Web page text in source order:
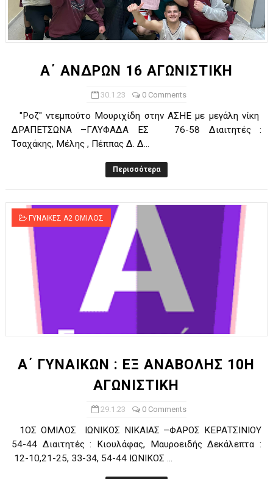
Α΄ ΑΝΔΡΩΝ 16 ΑΓΩΝΙΣΤΙΚΗ
30.1.23 0 Comments
"Ροζ" ντεμπούτο Μουριχίδη στην ΑΣΗΕ με μεγάλη νίκη
ΔΡΑΠΕΤΣΩΝΑ –ΓΛΥΦΑΔΑ ΕΣ 76-58 Διαιτητές :
Τσαχάκης, Μέλης , Πέππας Δ. Δ...
Περισσότερα
ΓΥΝΑΙΚΕΣ Α2 ΟΜΙΛΟΣ
Α΄ ΓΥΝΑΙΚΩΝ : ΕΞ ΑΝΑΒΟΛΗΣ 10Η
ΑΓΩΝΙΣΤΙΚΗ
29.1.23 0 Comments
1ΟΣ ΟΜΙΛΟΣ ΙΩΝΙΚΟΣ ΝΙΚΑΙΑΣ –ΦΑΡΟΣ ΚΕΡΑΤΣΙΝΙΟΥ
54-44 Διαιτητές : Κιουλάφας, Μαυροειδής Δεκάλεπτα :
12-10,21-25, 33-34, 54-44 ΙΩΝΙΚΟΣ ...